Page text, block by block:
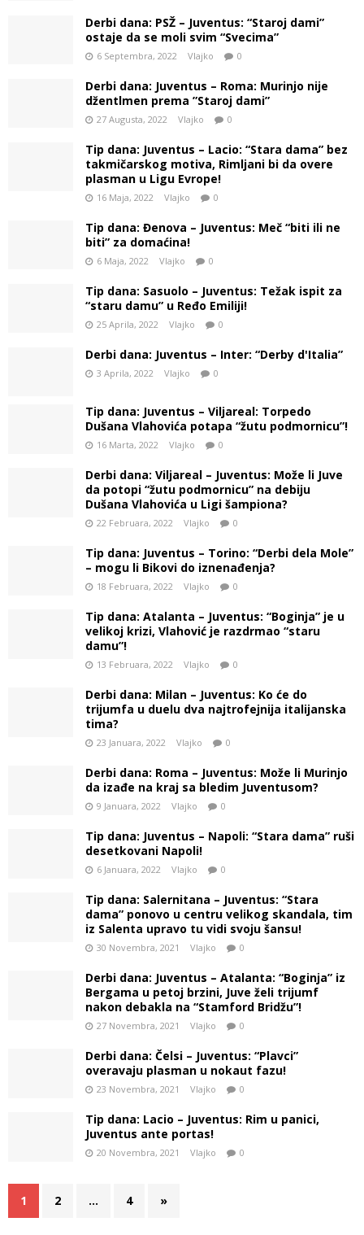
Derbi dana: PSŽ – Juventus: “Staroj dami”
ostaje da se moli svim “Svecima”
6 Septembra, 2022 Vlajko 0
Derbi dana: Juventus – Roma: Murinjo nije
džentlmen prema ”Staroj dami”
27 Augusta, 2022 Vlajko 0
Tip dana: Juventus – Lacio: “Stara dama” bez
takmičarskog motiva, Rimljani bi da overe
plasman u Ligu Evrope!
16 Maja, 2022 Vlajko 0
Tip dana: Đenova – Juventus: Meč “biti ili ne
biti” za domaćina!
6 Maja, 2022 Vlajko 0
Tip dana: Sasuolo – Juventus: Težak ispit za
“staru damu” u Ređo Emiliji!
25 Aprila, 2022 Vlajko 0
Derbi dana: Juventus – Inter: “Derby d'Italia”
3 Aprila, 2022 Vlajko 0
Tip dana: Juventus – Viljareal: Torpedo
Dušana Vlahovića potapa “žutu podmornicu”!
16 Marta, 2022 Vlajko 0
Derbi dana: Viljareal – Juventus: Može li Juve
da potopi “žutu podmornicu” na debiju
Dušana Vlahovića u Ligi šampiona?
22 Februara, 2022 Vlajko 0
Tip dana: Juventus – Torino: “Derbi dela Mole”
– mogu li Bikovi do iznenađenja?
18 Februara, 2022 Vlajko 0
Tip dana: Atalanta – Juventus: “Boginja” je u
velikoj krizi, Vlahović je razdrmao “staru
damu”!
13 Februara, 2022 Vlajko 0
Derbi dana: Milan – Juventus: Ko će do
trijumfa u duelu dva najtrofejnija italijanska
tima?
23 Januara, 2022 Vlajko 0
Derbi dana: Roma – Juventus: Može li Murinjo
da izađe na kraj sa bledim Juventusom?
9 Januara, 2022 Vlajko 0
Tip dana: Juventus – Napoli: “Stara dama” ruši
desetkovani Napoli!
6 Januara, 2022 Vlajko 0
Tip dana: Salernitana – Juventus: “Stara
dama” ponovo u centru velikog skandala, tim
iz Salenta upravo tu vidi svoju šansu!
30 Novembra, 2021 Vlajko 0
Derbi dana: Juventus – Atalanta: “Boginja” iz
Bergama u petoj brzini, Juve želi trijumf
nakon debakla na “Stamford Bridžu”!
27 Novembra, 2021 Vlajko 0
Derbi dana: Čelsi – Juventus: “Plavci”
overavaju plasman u nokaut fazu!
23 Novembra, 2021 Vlajko 0
Tip dana: Lacio – Juventus: Rim u panici,
Juventus ante portas!
20 Novembra, 2021 Vlajko 0
1 2 … 4 »